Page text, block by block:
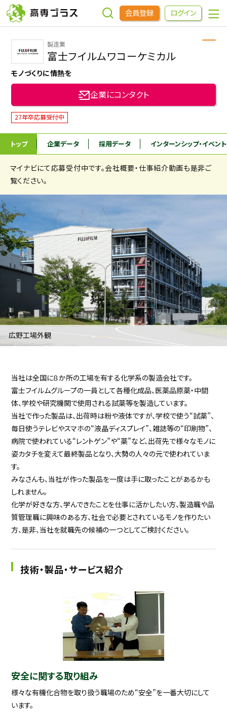
会員登録 ログイン
企業をさがす
進学先をさがす
インターンシップ・イベントをさがす
高専OBOGをさがす
高専プラスセミナー
高専生コミュニティ
めもらす
本科5年生・専攻科2年生向け 採用継続中の企業特集
製造業
富士フイルムワコーケミカル
モノづくりに情熱を
企業にコンタクト
27年卒応募受付中
トップ 企業データ 採用データ インターンシップ・イベン
マイナビにて応募受付中です。会社概要・仕事紹介動画も是非ご
覧ください。
広野工場外観
当社は全国に８か所の工場を有する化学系の製造会社です。
富士フイルムグループの一員として各種化成品、医薬品原薬・中間
体、学校や研究機関で使用される試薬等を製造しています。
当社で作った製品は、出荷時は粉や液体ですが、学校で使う“試薬”、
毎日使うテレビやスマホの“液晶ディスプレイ”、雑誌等の“印刷物”、
病院で使われている“レントゲン”や“薬”など、出荷先で様々なモノに
姿カタチを変えて最終製品となり、大勢の人々の元で使われていま
す。
みなさんも、当社が作った製品を一度は手に取ったことがあるかも
しれません。
化学が好きな方、学んできたことを仕事に活かしたい方、製造職や品
質管理職に興味のある方、社会で必要とされているモノを作りたい
方、是非、当社を就職先の候補の一つとしてご検討ください。
技術・製品・サービス紹介
安全に関する取り組み
様々な有機化合物を取り扱う職場のため“安全”を一番大切にして
います。